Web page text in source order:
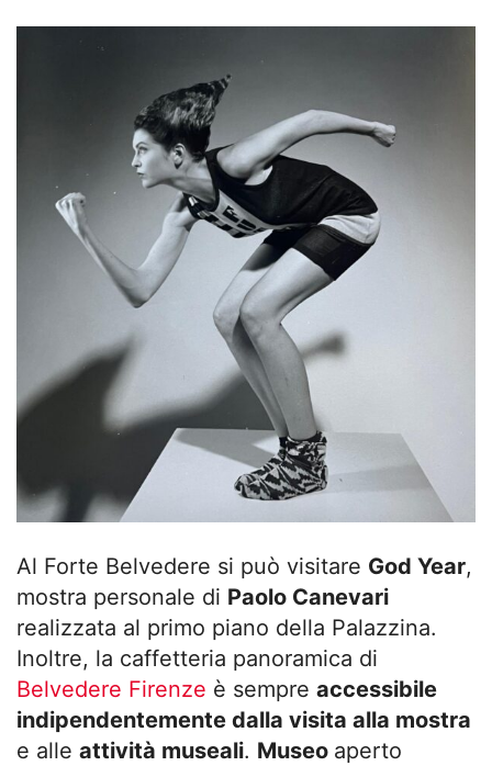
Al Forte Belvedere si può visitare God Year,
mostra personale di Paolo Canevari
realizzata al primo piano della Palazzina.
Inoltre, la caffetteria panoramica di
Belvedere Firenze è sempre accessibile
indipendentemente dalla visita alla mostra
e alle attività museali. Museo aperto